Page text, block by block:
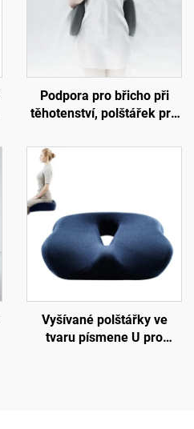
Podpora pro břicho při
těhotenství, polštářek pro
lože, podložka W2
Vyšívané polštářky ve
tvaru písmene U pro